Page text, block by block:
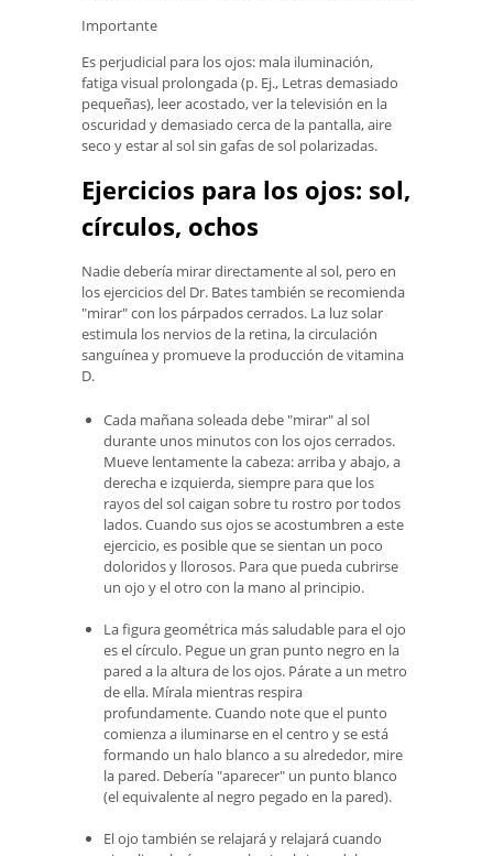
Importante
Es perjudicial para los ojos: mala iluminación,
fatiga visual prolongada (p. Ej., Letras demasiado
pequeñas), leer acostado, ver la televisión en la
oscuridad y demasiado cerca de la pantalla, aire
seco y estar al sol sin gafas de sol polarizadas.
Ejercicios para los ojos: sol,
círculos, ochos
Nadie debería mirar directamente al sol, pero en
los ejercicios del Dr. Bates también se recomienda
"mirar" con los párpados cerrados. La luz solar
estimula los nervios de la retina, la circulación
sanguínea y promueve la producción de vitamina
D.
Cada mañana soleada debe "mirar" al sol
durante unos minutos con los ojos cerrados.
Mueve lentamente la cabeza: arriba y abajo, a
derecha e izquierda, siempre para que los
rayos del sol caigan sobre tu rostro por todos
lados. Cuando sus ojos se acostumbren a este
ejercicio, es posible que se sientan un poco
doloridos y llorosos. Para que pueda cubrirse
un ojo y el otro con la mano al principio.
La figura geométrica más saludable para el ojo
es el círculo. Pegue un gran punto negro en la
pared a la altura de los ojos. Párate a un metro
de ella. Mírala mientras respira
profundamente. Cuando note que el punto
comienza a iluminarse en el centro y se está
formando un halo blanco a su alrededor, mire
la pared. Debería "aparecer" un punto blanco
(el equivalente al negro pegado en la pared).
El ojo también se relajará y relajará cuando